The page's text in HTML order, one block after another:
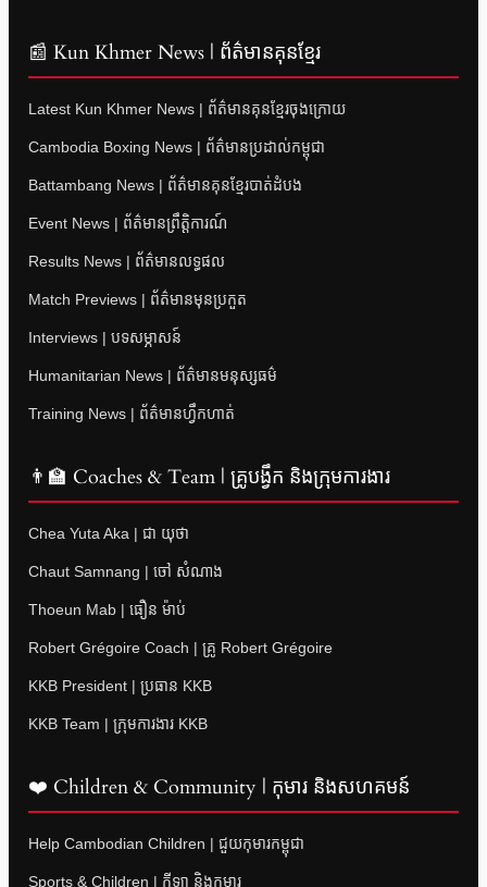
📰 Kun Khmer News | ព័ត៌មានគុនខ្មែរ
Latest Kun Khmer News | ព័ត៌មានគុនខ្មែរចុងក្រោយ
Cambodia Boxing News | ព័ត៌មានប្រដាល់កម្ពុជា
Battambang News | ព័ត៌មានគុនខ្មែរបាត់ដំបង
Event News | ព័ត៌មានព្រឹត្តិការណ៍
Results News | ព័ត៌មានលទ្ធផល
Match Previews | ព័ត៌មានមុនប្រកួត
Interviews | បទសម្ភាសន៍
Humanitarian News | ព័ត៌មានមនុស្សធម៌
Training News | ព័ត៌មានហ្វឹកហាត់
👨‍🏫 Coaches & Team | គ្រូបង្វឹក និងក្រុមការងារ
Chea Yuta Aka | ជា យុថា
Chaut Samnang | ចៅ សំណាង
Thoeun Mab | ធឿន ម៉ាប់
Robert Grégoire Coach | គ្រូ Robert Grégoire
KKB President | ប្រធាន KKB
KKB Team | ក្រុមការងារ KKB
❤️ Children & Community | កុមារ និងសហគមន៍
Help Cambodian Children | ជួយកុមារកម្ពុជា
Sports & Children | កីឡា និងកុមារ